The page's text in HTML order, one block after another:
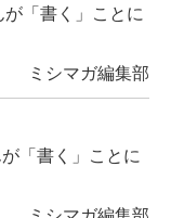
「書く」ことに
ミシマガ編集部
「書く」ことに